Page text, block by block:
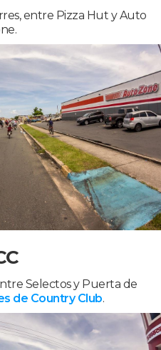
entre Pizza Hut y Auto
Selectos y Puerta de
de Country Club.